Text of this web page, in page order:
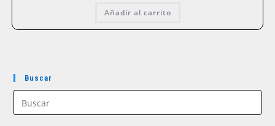
era: es:
Añadir al carrito
Buscar